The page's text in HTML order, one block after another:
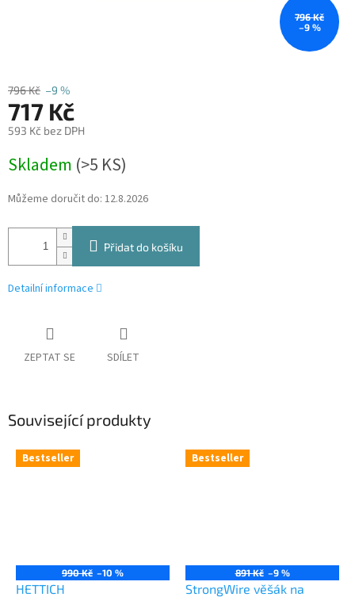
796 Kč
–9 %
796 Kč –9 %
717 Kč
593 Kč bez DPH
cena:
Skladem (>5 KS)
Můžeme doručit do: 12.8.2026
Přidat do košíku
Detailní informace
ZEPTAT SE SDÍLET
Související produkty
Bestseller
990 Kč –10 %
HETTICH
Bestseller
891 Kč –9 %
StrongWire věšák na